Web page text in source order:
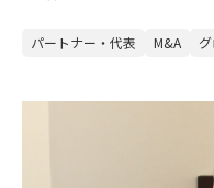
パートナー・代表 M&A